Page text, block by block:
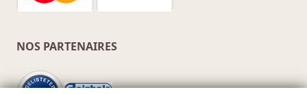
NOS PARTENAIRES